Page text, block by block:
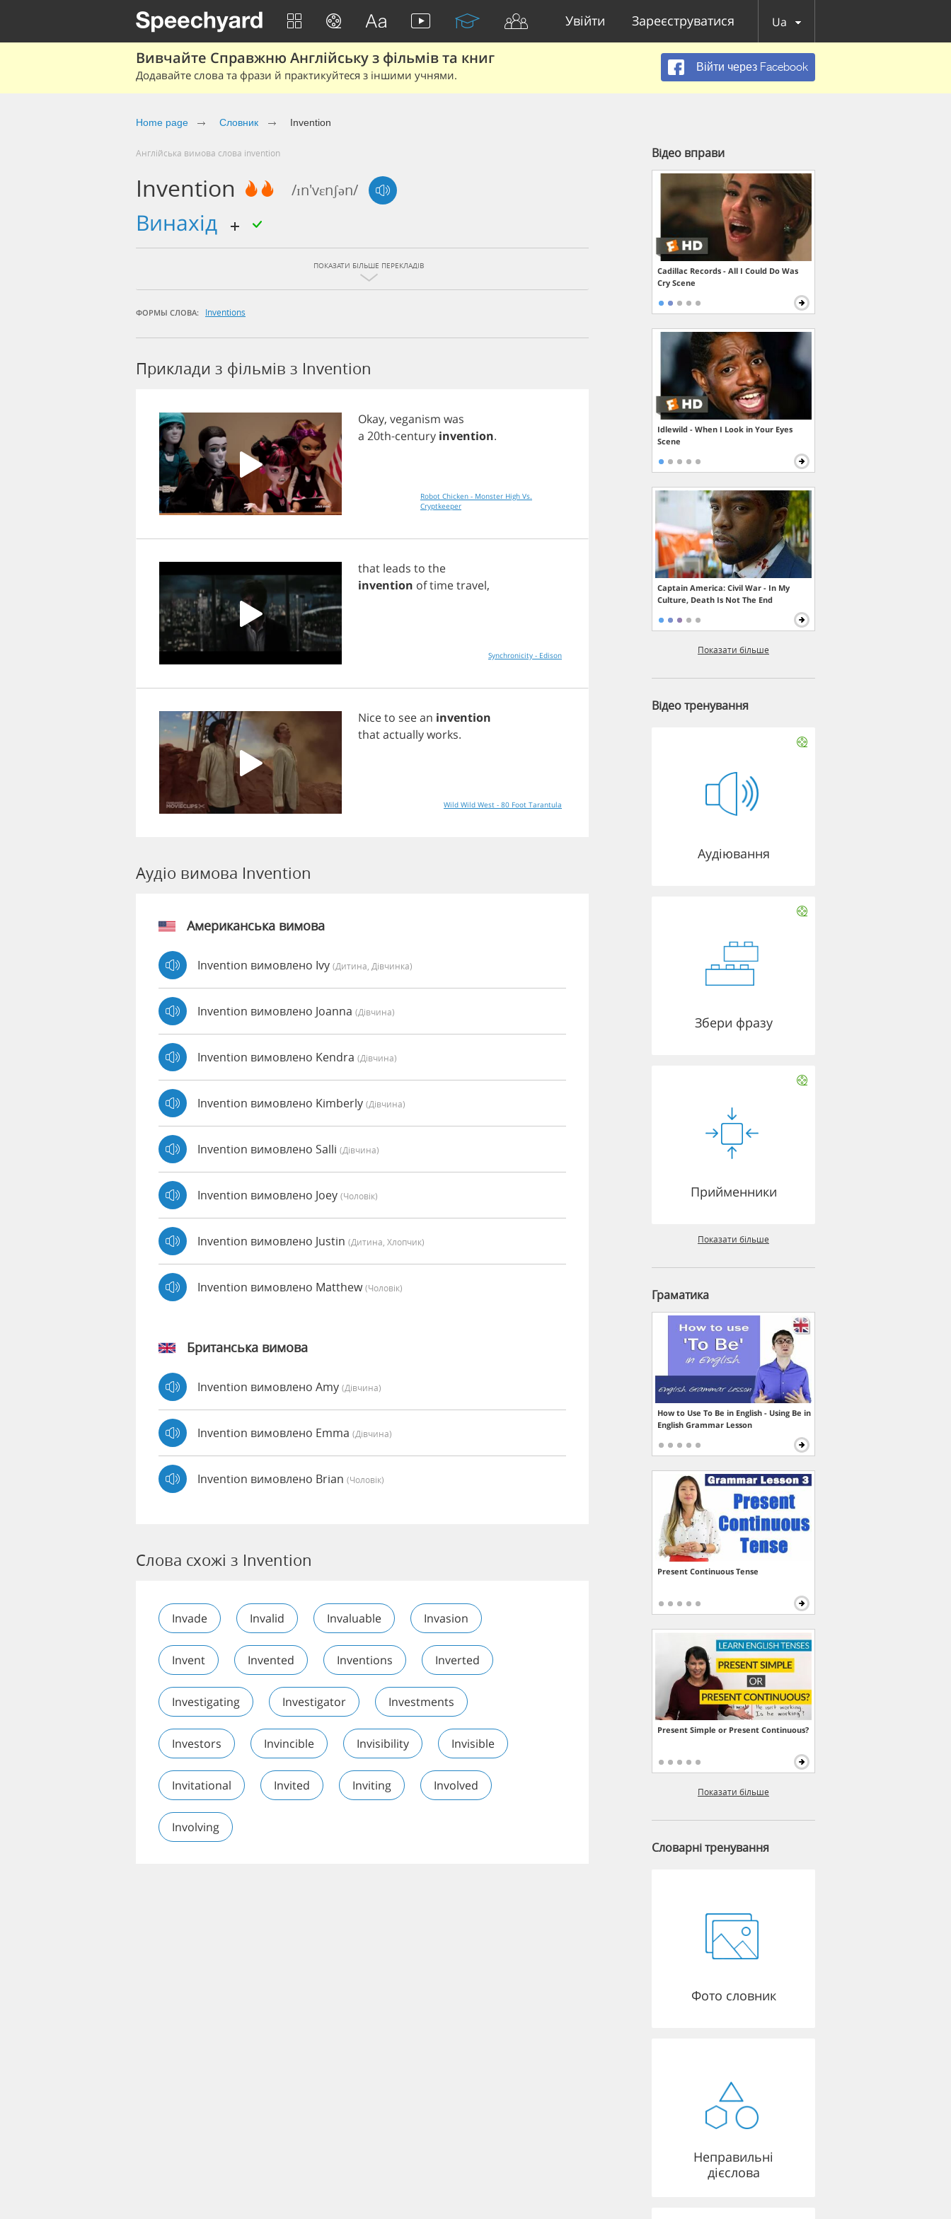
Увійти Зареєструватися Ua
Вивчайте Справжню Англійську з фільмів та книг
Додавайте слова та фрази й практикуйтеся з іншими учнями.
Війти через Facebook
Home page Cловник Invention
Англійська вимова слова invention
Invention /ɪn'vɛnʃən/
винахід
ПОКАЗАТИ БІЛЬШЕ ПЕРЕКЛАДІВ
ФОРМЫ СЛОВА: Inventions
Приклади з фільмів з Invention
Okay, veganism was
a 20th-century invention.
Robot Chicken - Monster High Vs.
Cryptkeeper
that leads to the
invention oftimetravel,
Synchronicity - Edison
Niceto seean invention
thatactuallyworks.
Wild Wild West - 80 Foot Tarantula
Аудіо вимова Invention
Американська вимова
Invention вимовлено Ivy (дитина, Дівчинка)
Invention вимовлено Joanna (дівчина)
Invention вимовлено Kendra (дівчина)
Invention вимовлено Kimberly (дівчина)
Invention вимовлено Salli (дівчина)
Invention вимовлено Joey (чоловік)
Invention вимовлено Justin (дитина, Хлопчик)
Invention вимовлено Matthew(чоловік)
Британська вимова
Invention вимовлено Amy (дівчина)
Invention вимовлено Emma (дівчина)
Invention вимовлено Brian (чоловік)
Слова схожі з Invention
Invade Invalid Invaluable Invasion
Invent Invented Inventions Inverted
Investigating Investigator Investments
Investors Invincible Invisibility Invisible
Invitational Invited Inviting Involved
Involving
Відео вправи
Cadillac Records - All I Could Do Was
Cry Scene
Idlewild - When I Look in Your Eyes
Scene
Captain America: Civil War - In My
Culture, Death Is Not The End
Показати більше
Відео тренування
Аудіювання
Збери фразу
Прийменники
Показати більше
Граматика
How to Use To Be in English - Using Be in
English Grammar Lesson
Present Continuous Tense
Present Simple or Present Continuous?
Показати більше
Словарні тренування
Фото словник
Неправильні
дієслова